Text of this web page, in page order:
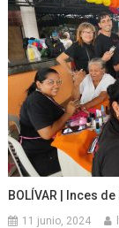
BOLÍVAR | Inces
11 junio, 2024